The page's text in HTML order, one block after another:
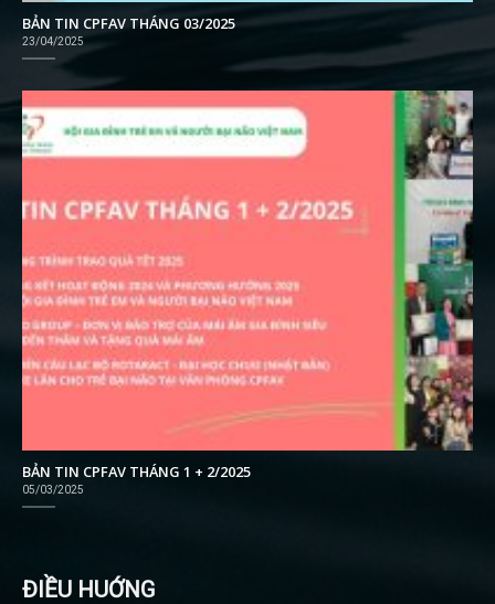
BẢN TIN CPFAV THÁNG 03/2025
23/04/2025
BẢN TIN CPFAV THÁNG 1 + 2/2025
05/03/2025
ĐIỀU HUỚNG